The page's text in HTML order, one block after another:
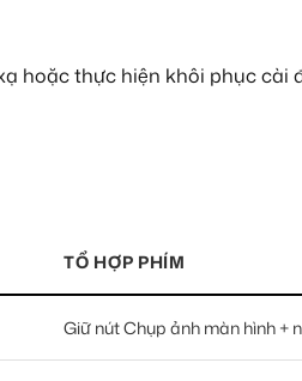
hoặc thực hiện khôi phục
TỔ HỢP PHÍM
Giữ nút Chụp ảnh màn hình +